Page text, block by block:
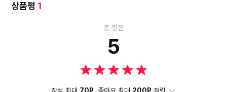
상품평 1
총 평점
5